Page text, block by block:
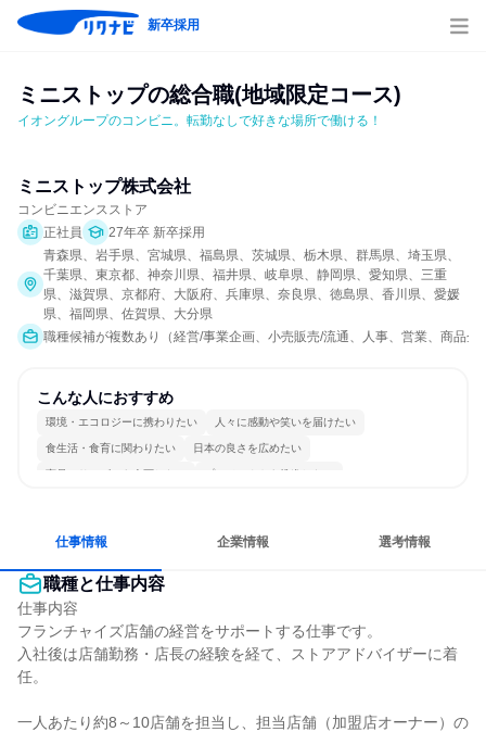
新卒採用
ミニストップの総合職(地域限定コース)
イオングループのコンビニ。転勤なしで好きな場所で働ける！
ミニストップ株式会社
コンビニエンスストア
正社員
27年卒 新卒採用
青森県、岩手県、宮城県、福島県、茨城県、栃木県、群馬県、埼玉県、
千葉県、東京都、神奈川県、福井県、岐阜県、静岡県、愛知県、三重
県、滋賀県、京都府、大阪府、兵庫県、奈良県、徳島県、香川県、愛媛
県、福岡県、佐賀県、大分県
職種候補が複数あり（経営/事業企画、小売販売/流通、人事、営業、商品
こんな人におすすめ
環境・エコロジーに携わりたい 人々に感動や笑いを届けたい
食生活・食育に関わりたい 日本の良さを広めたい
商品・サービスを企画したい プロジェクトを推進したい
仕事情報 企業情報 選考情報
職種と仕事内容
仕事内容
フランチャイズ店舗の経営をサポートする仕事です。
入社後は店舗勤務・店長の経験を経て、ストアアドバイザーに着
任。
一人あたり約8～10店舗を担当し、担当店舗（加盟店オーナー）の